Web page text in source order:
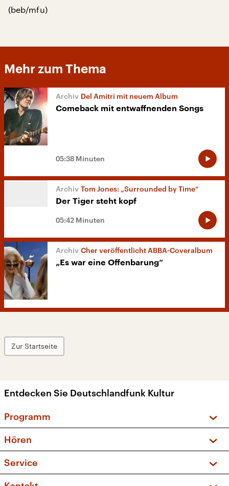
(beb/mfu)
Mehr zum Thema
Del Amitri mit neuem Album
Comeback mit entwaffnenden Songs
05:38 Minuten
Tom Jones: „Surrounded by Time“
Der Tiger steht kopf
05:42 Minuten
Cher veröffentlicht ABBA-Coveralbum
„Es war eine Offenbarung“
Zur Startseite
Entdecken Sie Deutschlandfunk Kultur
Programm
Sendungen und Podcasts
Musikliste
Hören
Frequenzen (UKW + DAB+)
Service
FAQ